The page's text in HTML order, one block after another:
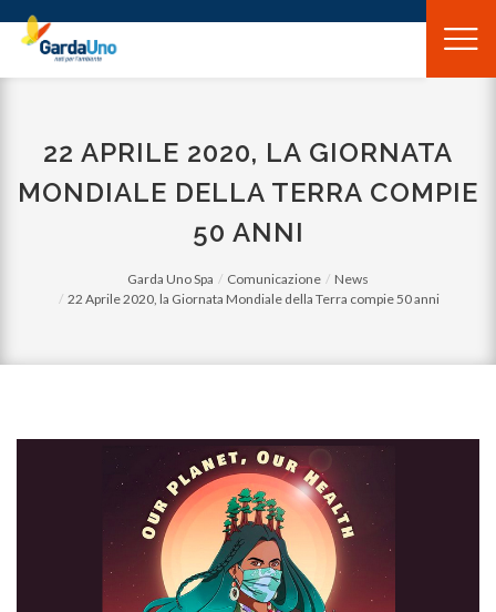
Gardauno
Spa
22 APRILE 2020, LA GIORNATA
MONDIALE DELLA TERRA COMPIE
50 ANNI
Garda Uno Spa Comunicazione
News
22 Aprile 2020, la Giornata Mondiale della Terra compie 50 anni